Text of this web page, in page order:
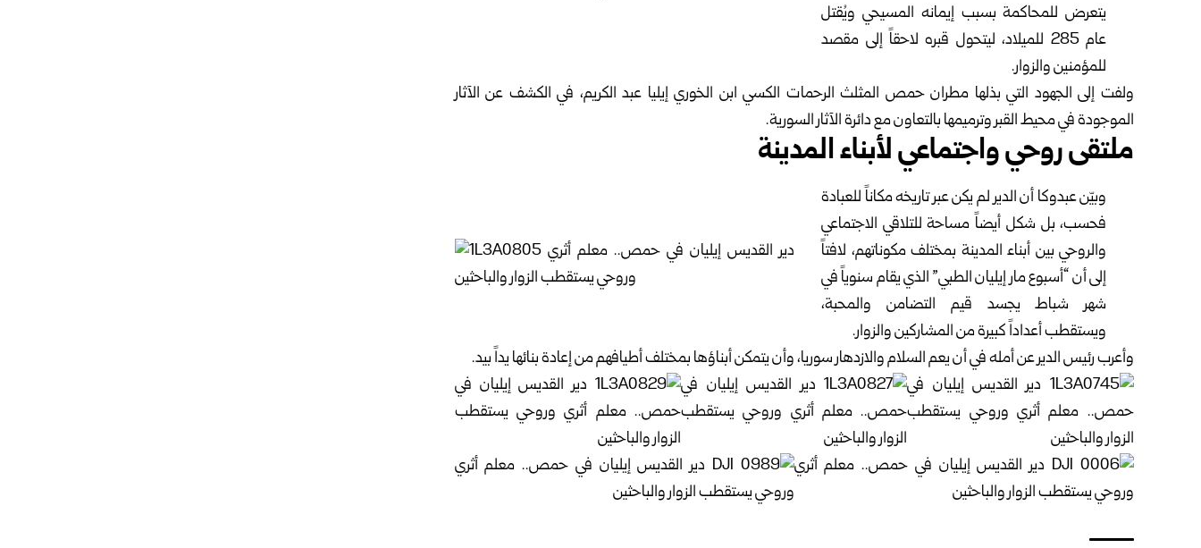
يتعرض للمحاكمة بسبب إيمانه المسيحي ويُقتل
عام 285 للميلاد، ليتحول قبره لاحقاً إلى مقصد
للمؤمنين والزوار.
ولفت إلى الجهود التي بذلها مطران حمص المثلث الرحمات الكسي ابن الخوري إيليا عبد الكريم، في الكشف عن الآثار
الموجودة في محيط القبر وترميمها بالتعاون مع دائرة الآثار السورية.
ملتقى روحي واجتماعي لأبناء المدينة
وبيّن عبدوكا أن الدير لم يكن عبر تاريخه مكاناً للعبادة
فحسب، بل شكل أيضاً مساحة للتلاقي الاجتماعي
والروحي بين أبناء المدينة بمختلف مكوناتهم، لافتاً
إلى أن “أسبوع مار إيليان الطبي” الذي يقام سنوياً في
شهر شباط يجسد قيم التضامن والمحبة،
ويستقطب أعداداً كبيرة من المشاركين والزوار.
وأعرب رئيس الدير عن أمله في أن يعم السلام والازدهار سوريا، وأن يتمكن أبناؤها بمختلف أطيافهم من إعادة بنائها يداً بيد.